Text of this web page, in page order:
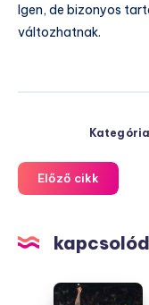
Igen, de bizonyos
változhatnak.
Előző cikk
Galatasaray